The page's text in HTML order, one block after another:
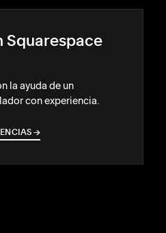
Squarespace
la ayuda de un
con experiencia.
→
→